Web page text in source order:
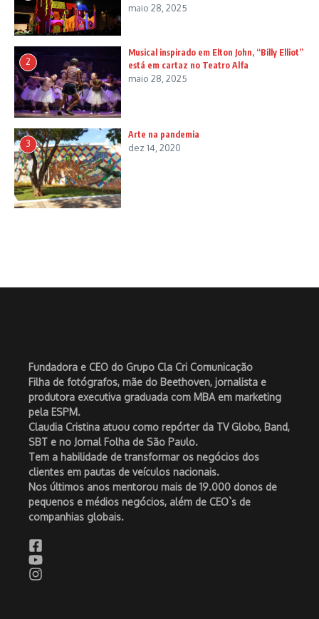
maio 28, 2025
2
Musical inspirado em Elton John, “Billy Elliot”
está em cartaz no Teatro Alfa
maio 28, 2025
3
Arte na pandemia
dez 14, 2020
Fundadora e CEO do Grupo Cla Cri Comunicação
Filha de fotógrafos, mãe do Beethoven, jornalista e
produtora executiva graduada com MBA em marketing
pela ESPM.
Claudia Cristina atuou como repórter da TV Globo, Band,
SBT e no Jornal Folha de São Paulo.
Tem a habilidade de transformar os negócios dos
clientes em pautas de veículos nacionais.
Nos últimos anos mentorou mais de 19.000 donos de
pequenos e médios negócios, além de CEO`s de
companhias globais.